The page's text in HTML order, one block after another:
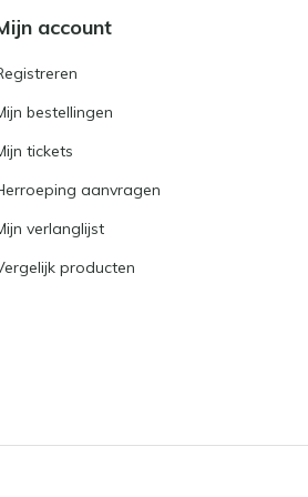
account
bestellingen
tickets
aanvragen
verlanglijst
producten